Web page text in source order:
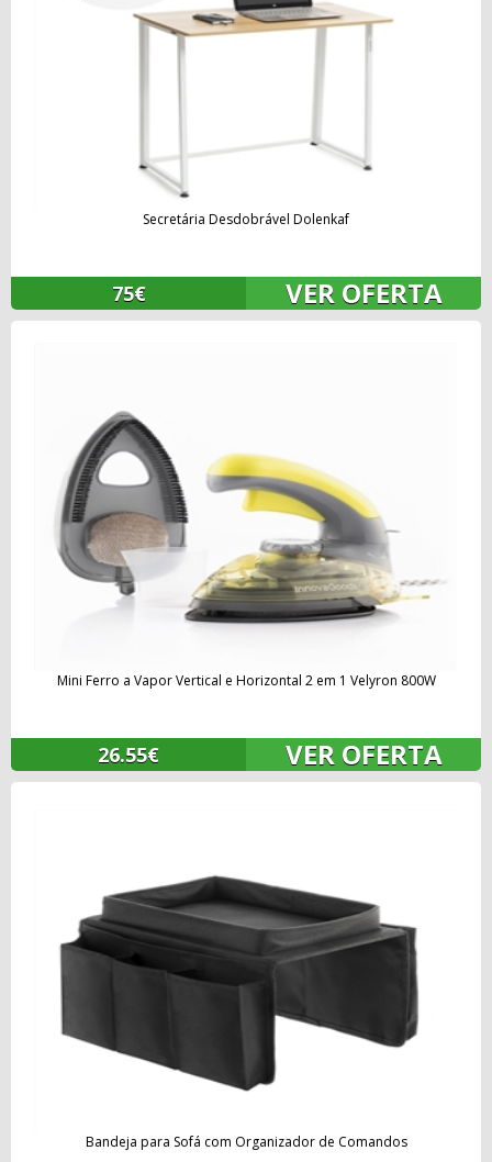
Secretária Desdobrável Dolenkaf
75€ VER OFERTA
Mini Ferro a Vapor Vertical e Horizontal 2 em 1 Velyron 800W
26.55€ VER OFERTA
Bandeja para Sofá com Organizador de Comandos